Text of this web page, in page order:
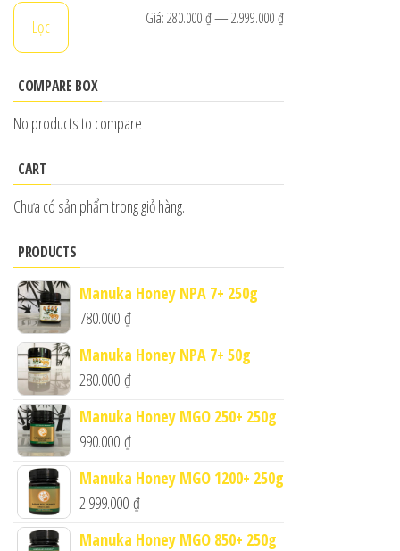
Giá
Giá
Lọc Giá:280.000 ₫—2.999.000 ₫
COMPARE BOX
No products to compare
CART
Chưa có sản phẩm trong giỏ hàng.
PRODUCTS
Manuka Honey NPA 7+ 250g
780.000 ₫
Manuka Honey NPA 7+ 50g
280.000 ₫
Manuka Honey MGO 250+ 250g
990.000 ₫
Manuka Honey MGO 1200+ 250g
2.999.000 ₫
Manuka Honey MGO 850+ 250g